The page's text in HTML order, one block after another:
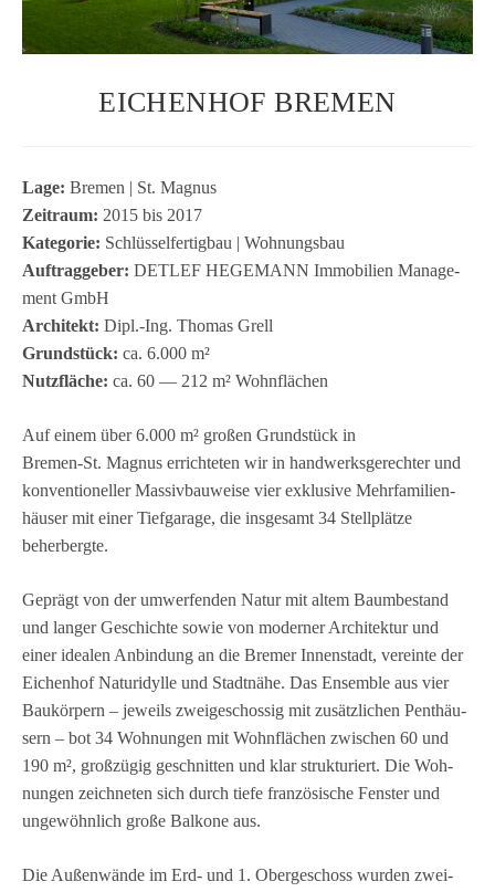
EICHENHOF BREMEN
Lage: Bre­men | St. Magnus
Zeit­raum: 2015 bis 2017
Kate­go­rie: Schlüs­sel­fer­tig­bau | Woh­nungs­bau
Auf­trag­ge­ber: DETLEF HEGEMANN Immo­bi­lien Manage­
ment GmbH
Archi­tekt: Dipl.-Ing. Tho­mas Grell
Grund­stück: ca. 6.000 m²
Nutz­flä­che: ca. 60 — 212 m² Wohnflächen
Auf einem über 6.000 m² gro­ßen Grund­stück in
Bremen‑St. Magnus errich­te­ten wir in hand­werks­ge­rech­ter und
kon­ven­tio­nel­ler Mas­siv­bau­weise vier exklu­sive Mehr­fa­mi­li­en­
häu­ser mit einer Tief­ga­rage, die ins­ge­samt 34 Stell­plätze
beherbergte.
Geprägt von der umwer­fen­den Natur mit altem Baum­be­stand
und lan­ger Geschichte sowie von moder­ner Archi­tek­tur und
einer idea­len Anbin­dung an die Bre­mer Innen­stadt, ver­einte der
Eichen­hof Natur­idylle und Stadt­nähe. Das Ensem­ble aus vier
Bau­kör­pern – jeweils zwei­ge­schos­sig mit zusätz­li­chen Pent­häu­
sern – bot 34 Woh­nun­gen mit Wohn­flä­chen zwi­schen 60 und
190 m², groß­zü­gig geschnit­ten und klar struk­tu­riert. Die Woh­
nun­gen zeich­ne­ten sich durch tiefe fran­zö­si­sche Fens­ter und
unge­wöhn­lich große Bal­kone aus.
Die Außen­wände im Erd‑ und 1. Ober­ge­schoss wur­den zwei­